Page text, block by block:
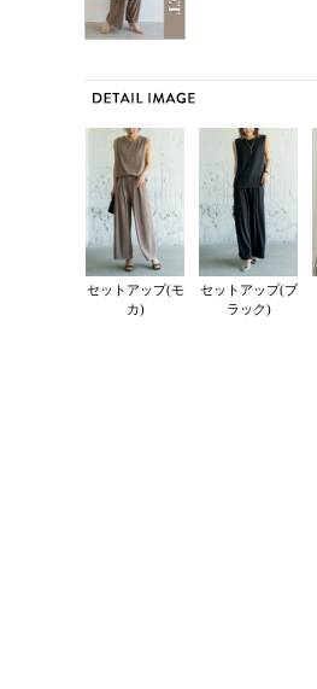
セットアップ(モ
カ)
セットアップ(ブ
ラック)